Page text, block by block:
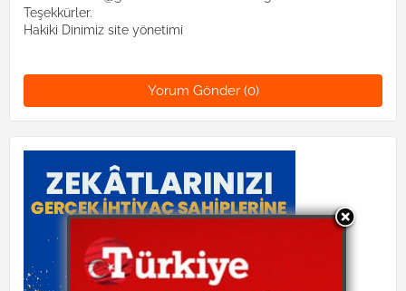
Teşekkürler.
Hakiki Dinimiz site yönetimi
Yorum Gönder (0)